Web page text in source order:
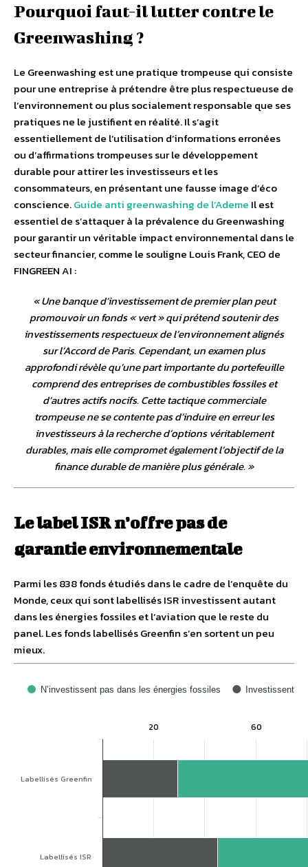
Pourquoi faut-il lutter contre le
Greenwashing ?
Le Greenwashing est une pratique trompeuse qui consiste
pour une entreprise à prétendre être plus respectueuse de
l’environnement ou plus socialement responsable que ses
pratiques ne le justifient en réalité. Il s’agit
essentiellement de l’utilisation d’informations erronées
ou d’affirmations trompeuses sur le développement
durable pour attirer les investisseurs et les
consommateurs, en présentant une fausse image d’éco
conscience.Guide anti greenwashing de l’Ademe Il est
essentiel de s’attaquer à la prévalence du Greenwashing
pour garantir un véritable impact environnemental dans le
secteur financier, comme le souligne Louis Frank, CEO de
FINGREEN AI :
«Une banque d’investissement de premier plan peut
promouvoir un fonds « vert » qui prétend soutenir des
investissements respectueux de l’environnement alignés
sur l’Accord de Paris. Cependant, un examen plus
approfondi révèle qu’une part importante du portefeuille
comprend des entreprises de combustibles fossiles et
d’autres actifs nocifs. Cette tactique commerciale
trompeuse ne se contente pas d’induire en erreur les
investisseurs à la recherche d’options véritablement
durables, mais elle compromet également l’objectif de la
finance durable de manière plus générale. »
Le label ISR n’offre pas de
garantie environnementale
Parmi les 838 fonds étudiés dans le cadre de l’enquête du
Monde, ceux qui sont labellisés ISR investissent autant
dans les énergies fossiles et l’aviation que le reste du
panel. Les fonds labellisés Greenfin s’en sortent un peu
mieux.
N’investissent pas dans les énergies fossiles Investissent
Labellisés Greenfin
Labellisés ISR
20 60